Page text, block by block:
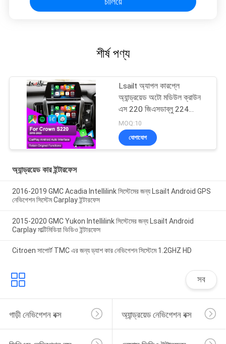
শীর্ষ পণ্য
Lsailt অ্যাপল কারপ্লে
অ্যান্ড্রয়েড অটো মডিউল ক্রাউন
এস 220 জিএসডাব্লু 224
2018-2022 ইন্টিগ্রেশন
মোবাইল ফোন মিররিং, বিপরীত
ক্যামেরা
MOQ:10
যোগাযোগ
অ্যান্ড্রয়েড কার ইন্টারফেস
2016-2019 GMC Acadia Intellilink সিস্টেমের জন্য Lsailt Android GPS
নেভিগেশন সিস্টেম Carplay ইন্টারফেস
2015-2020 GMC Yukon Intellilink সিস্টেমের জন্য Lsailt Android
Carplay মাল্টিমিডিয়া ভিডিও ইন্টারফেস
Citroen সাপোর্ট TMC এর জন্য ড্যাশ কার নেভিগেশন সিস্টেমে 1.2GHZ HD
সব
গাড়ী নেভিগেশন বক্স অ্যান্ড্রয়েড নেভিগেশন বক্স